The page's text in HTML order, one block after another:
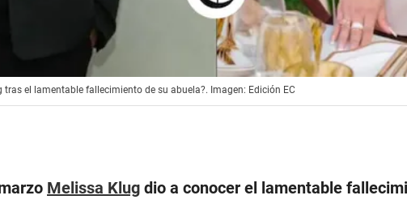
el lamentable fallecimiento de su abuela?. Imagen: Edición EC
Melissa Klug dio a conocer el lamentable